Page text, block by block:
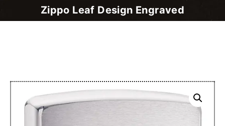
Zippo Leaf Design Engraved